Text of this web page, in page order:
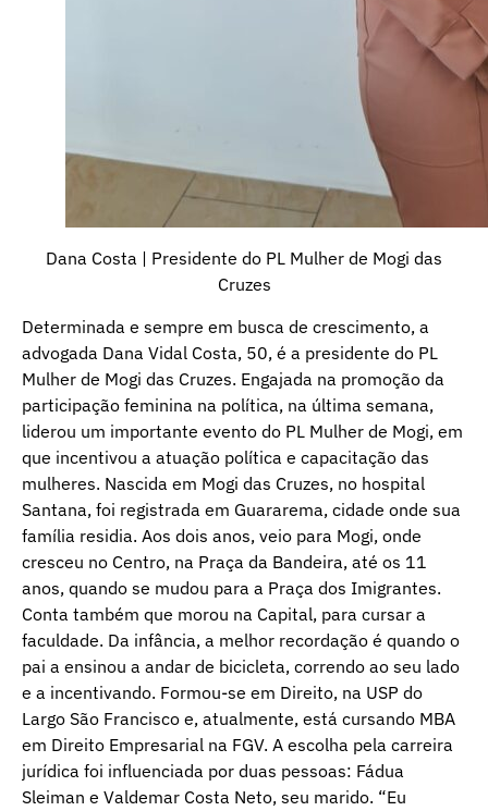
Dana Costa | Presidente do PL Mulher de Mogi das
Cruzes
Determinada e sempre em busca de crescimento, a
advogada Dana Vidal Costa, 50, é a presidente do PL
Mulher de Mogi das Cruzes. Engajada na promoção da
participação feminina na política, na última semana,
liderou um importante evento do PL Mulher de Mogi, em
que incentivou a atuação política e capacitação das
mulheres. Nascida em Mogi das Cruzes, no hospital
Santana, foi registrada em Guararema, cidade onde sua
família residia. Aos dois anos, veio para Mogi, onde
cresceu no Centro, na Praça da Bandeira, até os 11
anos, quando se mudou para a Praça dos Imigrantes.
Conta também que morou na Capital, para cursar a
faculdade. Da infância, a melhor recordação é quando o
pai a ensinou a andar de bicicleta, correndo ao seu lado
e a incentivando. Formou-se em Direito, na USP do
Largo São Francisco e, atualmente, está cursando MBA
em Direito Empresarial na FGV. A escolha pela carreira
jurídica foi influenciada por duas pessoas: Fádua
Sleiman e Valdemar Costa Neto, seu marido. “Eu